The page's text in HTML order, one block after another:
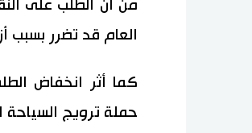
من أن الطلب على
العام قد تضرر بسبب
كما أثر انخفاض
حملة ترويج السياحة